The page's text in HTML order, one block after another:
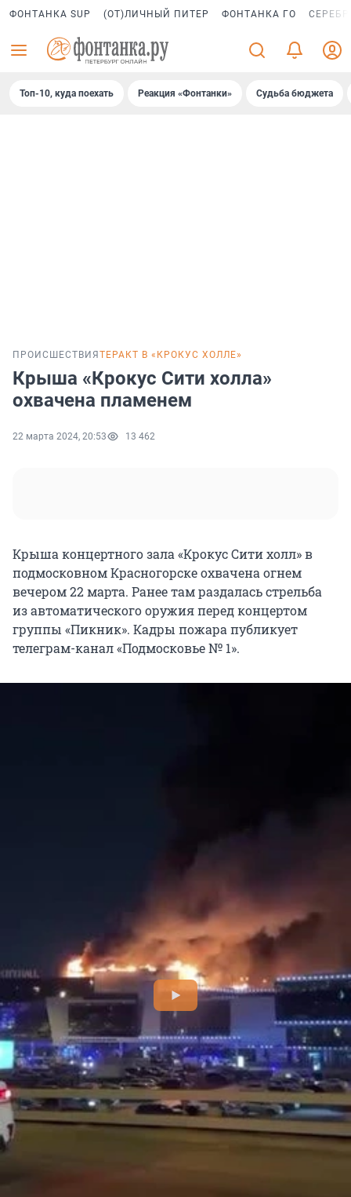
ФОНТАНКА SUP (ОТ)ЛИЧНЫЙ ПИТЕР ФОНТАНКА ГО
Топ-10, куда поехать Реакция «Фонтанки» Судьба бюджета
ПРОИСШЕСТВИЯ ТЕРАКТ В «КРОКУС ХОЛЛЕ»
Крыша «Крокус Сити холла»
охвачена пламенем
22 марта 2024, 20:53 13 462
Крыша концертного зала «Крокус Сити холл» в
подмосковном Красногорске охвачена огнем
вечером 22 марта. Ранее там раздалась стрельба
из автоматического оружия перед концертом
группы «Пикник». Кадры пожара публикует
телеграм-канал «Подмосковье № 1».